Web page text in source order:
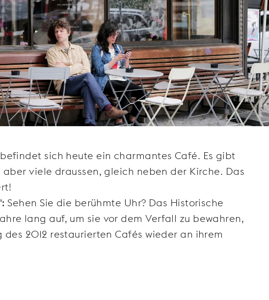
sich heute ein charmantes Café. Es gibt
viele draussen, gleich neben der Kirche. Das
Sehen Sie die berühmte Uhr? Das Historische
lang auf, um sie vor dem Verfall zu bewahren,
2012 restaurierten Cafés wieder an ihrem